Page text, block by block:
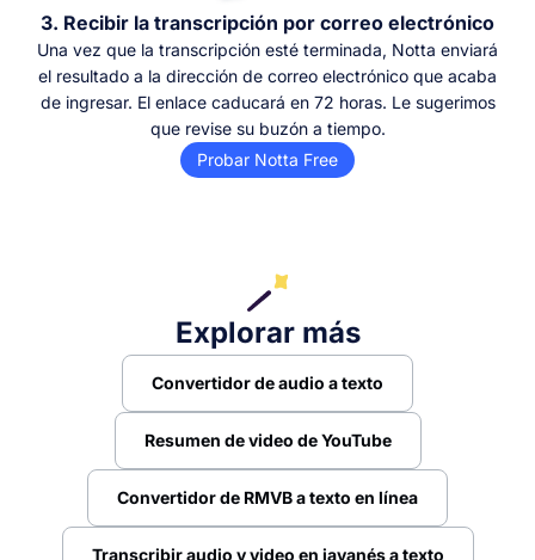
3. Recibir la transcripción por correo electrónico
Una vez que la transcripción esté terminada, Notta enviará
el resultado a la dirección de correo electrónico que acaba
de ingresar. El enlace caducará en 72 horas. Le sugerimos
que revise su buzón a tiempo.
Probar Notta Free
Explorar más
Convertidor de audio a texto
Resumen de video de YouTube
Convertidor de RMVB a texto en línea
Transcribir audio y video en javanés a texto